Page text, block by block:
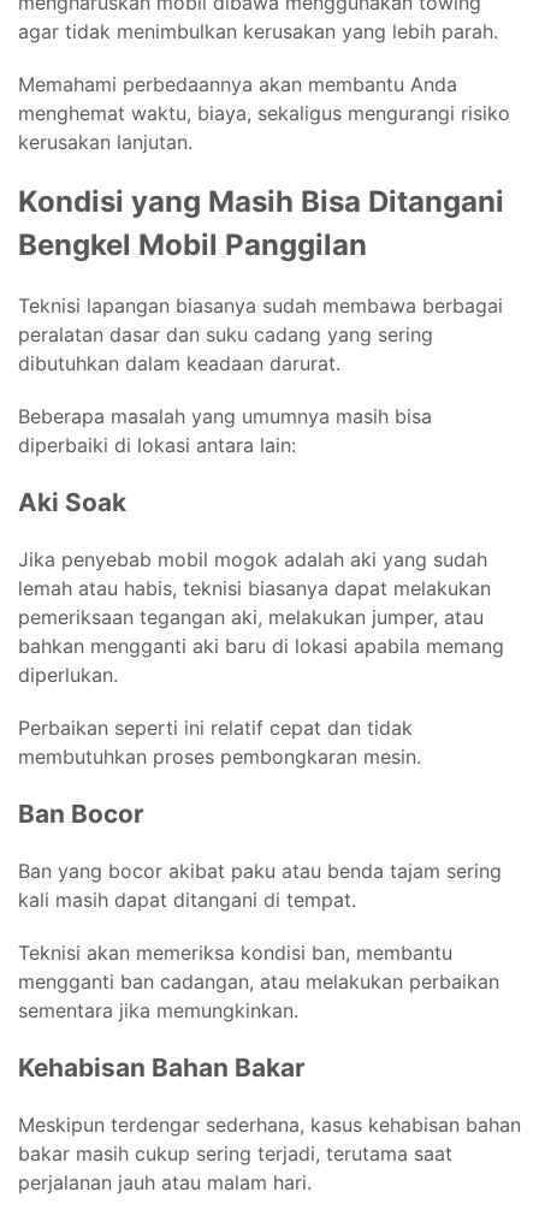
agar tidak menimbulkan kerusakan yang lebih parah.
Memahami perbedaannya akan membantu Anda
menghemat waktu, biaya, sekaligus mengurangi risiko
kerusakan lanjutan.
Kondisi yang Masih Bisa Ditangani
Bengkel Mobil Panggilan
Teknisi lapangan biasanya sudah membawa berbagai
peralatan dasar dan suku cadang yang sering
dibutuhkan dalam keadaan darurat.
Beberapa masalah yang umumnya masih bisa
diperbaiki di lokasi antara lain:
Aki Soak
Jika penyebab mobil mogok adalah aki yang sudah
lemah atau habis, teknisi biasanya dapat melakukan
pemeriksaan tegangan aki, melakukan jumper, atau
bahkan mengganti aki baru di lokasi apabila memang
diperlukan.
Perbaikan seperti ini relatif cepat dan tidak
membutuhkan proses pembongkaran mesin.
Ban Bocor
Ban yang bocor akibat paku atau benda tajam sering
kali masih dapat ditangani di tempat.
Teknisi akan memeriksa kondisi ban, membantu
mengganti ban cadangan, atau melakukan perbaikan
sementara jika memungkinkan.
Kehabisan Bahan Bakar
Meskipun terdengar sederhana, kasus kehabisan bahan
bakar masih cukup sering terjadi, terutama saat
perjalanan jauh atau malam hari.